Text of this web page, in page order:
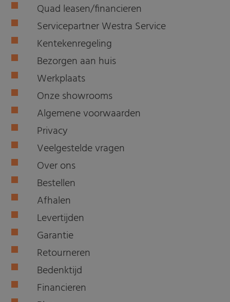
Quad leasen/financieren
Servicepartner Westra Service
Kentekenregeling
Bezorgen aan huis
Werkplaats
Onze showrooms
Algemene voorwaarden
Privacy
Veelgestelde vragen
Over ons
Bestellen
Afhalen
Levertijden
Garantie
Retourneren
Bedenktijd
Financieren